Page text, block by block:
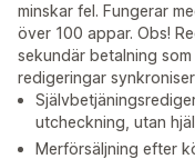
minskar fel. Fungerar
över 100 appar. Obs!
sekundär betalning
redigeringar
utcheckning, utan
Merförsäljning efter